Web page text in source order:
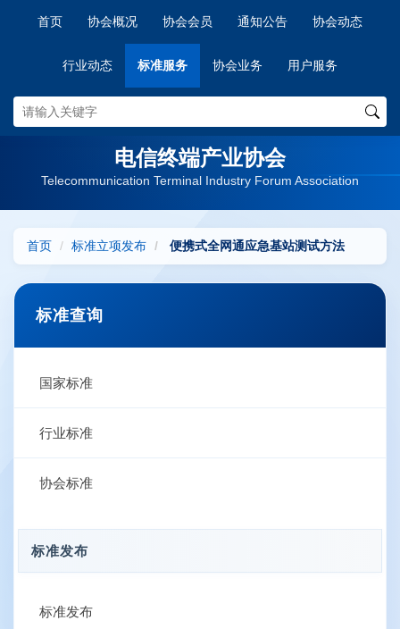
首页 协会概况 协会会员 通知公告 协会动态
行业动态 标准服务 协会业务 用户服务
电信终端产业协会
Telecommunication Terminal Industry Forum Association
首页 标准立项发布 便携式全网通应急基站测试方法
标准查询
国家标准
行业标准
协会标准
标准发布
标准发布